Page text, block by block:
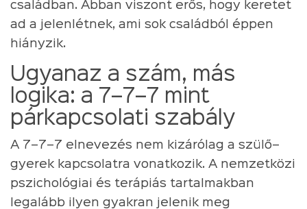
családban. Abban viszont erős, hogy keretet
ad a jelenlétnek, ami sok családból éppen
hiányzik.
Ugyanaz a szám, más
logika: a 7–7–7 mint
párkapcsolati szabály
A 7–7–7 elnevezés nem kizárólag a szülő–
gyerek kapcsolatra vonatkozik. A nemzetközi
pszichológiai és terápiás tartalmakban
legalább ilyen gyakran jelenik meg